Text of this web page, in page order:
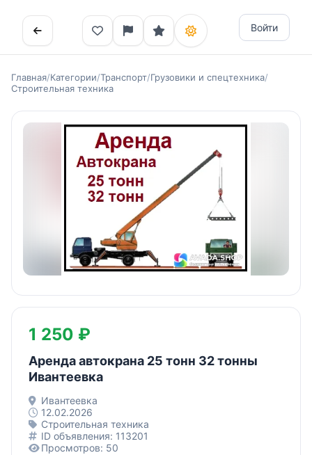
Войти
Главная/Категории/Транспорт/Грузовики и спецтехника/
Строительная техника
1 250 ₽
Аренда автокрана 25 тонн 32 тонны
Ивантеевка
Ивантеевка
12.02.2026
Строительная техника
ID объявления: 113201
Просмотров: 50